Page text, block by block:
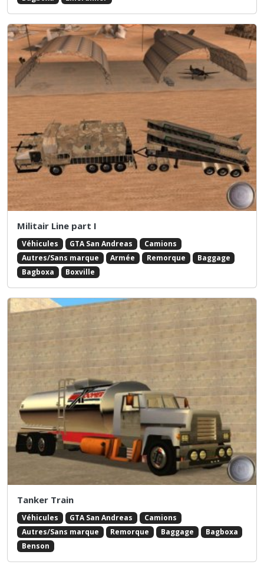
Militair Line part I
Véhicules GTA San Andreas
Camions
Autres/Sans marque
Armée Remorque
Baggage
Bagboxa
Boxville
Tanker Train
Véhicules GTA San Andreas
Camions
Autres/Sans marque
Remorque Baggage
Bagboxa
Benson